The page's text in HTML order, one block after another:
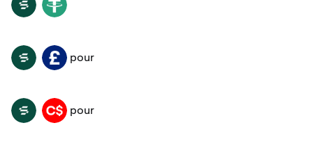
LAYER USDT
LAYER GBP pour
LAYER CAD pour